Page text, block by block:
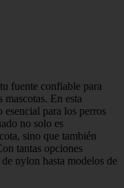
fuente confiable para
En esta
esencial para los perros
no solo es
sino que también
tantas opciones
nylon hasta modelos de